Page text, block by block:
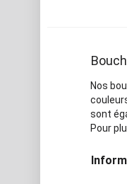
Nos
sont
Pour